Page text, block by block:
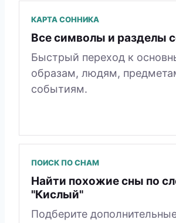
КАРТА СОННИКА
Все символы и разделы
Быстрый переход к
образам, людям,
событиям.
ПОИСК ПО СНАМ
Найти похожие сны по
"Кислый"
Подберите